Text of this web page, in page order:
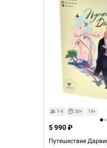
1-4 30+ 14+
Путешествие
5 990 ₽